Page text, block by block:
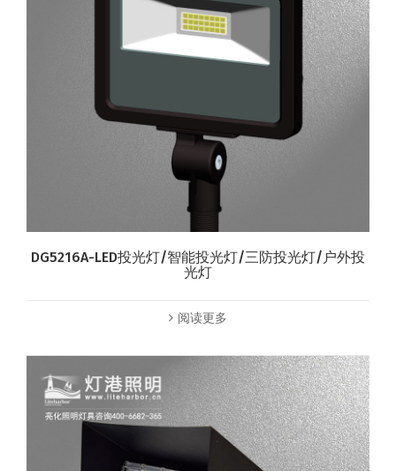
DG5216A-LED投光灯/智能投光灯/三防投光灯/户外投
光灯
阅读更多